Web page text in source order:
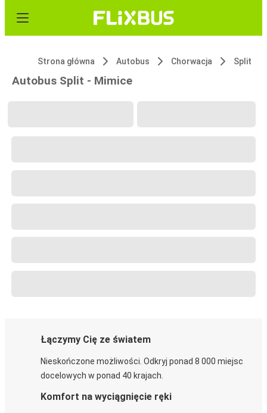
Strona główna Autobus Chorwacja Split
Autobus Split - Mimice
Łączymy Cię ze światem
Nieskończone możliwości. Odkryj ponad 8 000 miejsc
docelowych w ponad 40 krajach.
Komfort na wyciągnięcie ręki